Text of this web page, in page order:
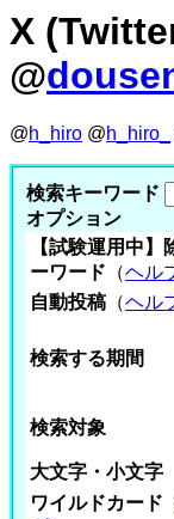
X
@
@h_hiro @h_hiro_
検索キーワード
オプション
【試験運用中】
ーワード （ヘル
自動投稿 （ヘル
検索する期間
検索対象
大文字・小文字
ワイルドカード